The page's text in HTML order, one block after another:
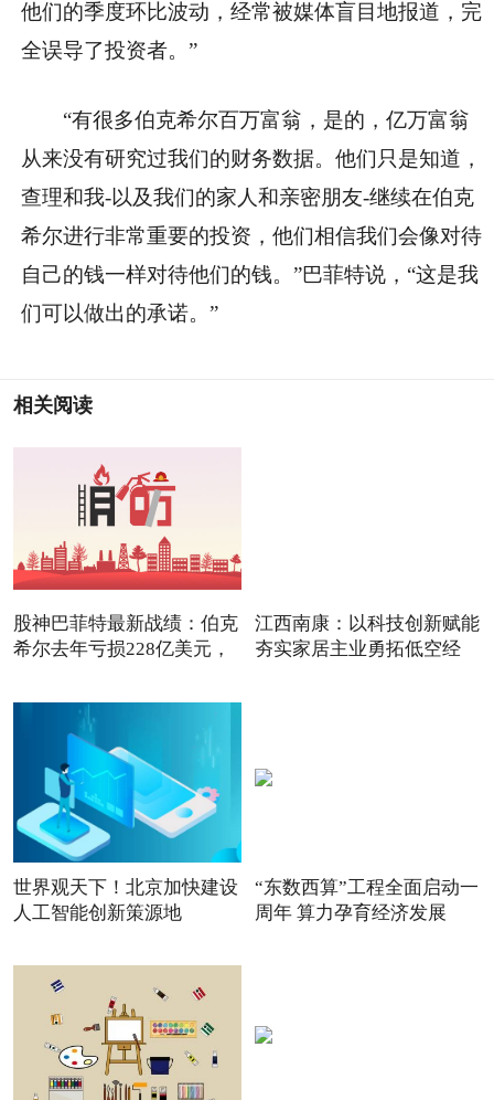
他们的季度环比波动，经常被媒体盲目地报道，完
全误导了投资者。”
“有很多伯克希尔百万富翁，是的，亿万富翁
从来没有研究过我们的财务数据。他们只是知道，
查理和我-以及我们的家人和亲密朋友-继续在伯克
希尔进行非常重要的投资，他们相信我们会像对待
自己的钱一样对待他们的钱。”巴菲特说，“这是我
们可以做出的承诺。”
相关阅读
股神巴菲特最新战绩：伯克
希尔去年亏损228亿美元，
江西南康：以科技创新赋能
夯实家居主业勇拓低空经
世界观天下！北京加快建设
人工智能创新策源地
“东数西算”工程全面启动一
周年 算力孕育经济发展